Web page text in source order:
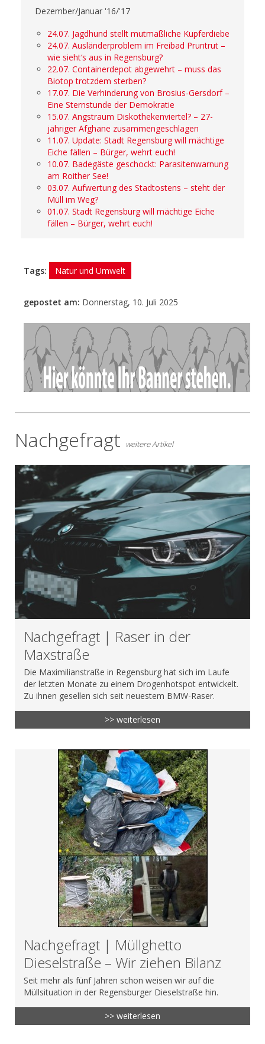
Dezember/Januar '16/'17
24.07. Jagdhund stellt mutmaßliche Kupferdiebe
24.07. Ausländerproblem im Freibad Pruntrut –
wie sieht‘s aus in Regensburg?
22.07. Containerdepot abgewehrt – muss das
Biotop trotzdem sterben?
17.07. Die Verhinderung von Brosius-Gersdorf –
Eine Sternstunde der Demokratie
15.07. Angstraum Diskothekenviertel? – 27-
jähriger Afghane zusammengeschlagen
11.07. Update: Stadt Regensburg will mächtige
Eiche fällen – Bürger, wehrt euch!
10.07. Badegäste geschockt: Parasitenwarnung
am Roither See!
03.07. Aufwertung des Stadtostens – steht der
Müll im Weg?
01.07. Stadt Regensburg will mächtige Eiche
fällen – Bürger, wehrt euch!
Tags: Natur und Umwelt
gepostet am: Donnerstag, 10. Juli 2025
- Anzeige -
Nachgefragt weitere Artikel
Nachgefragt | Raser in der
Maxstraße
Die Maximilianstraße in Regensburg hat sich im Laufe
der letzten Monate zu einem Drogenhotspot entwickelt.
Zu ihnen gesellen sich seit neuestem BMW-Raser.
>> weiterlesen
Nachgefragt | Müllghetto
Dieselstraße – Wir ziehen Bilanz
Seit mehr als fünf Jahren schon weisen wir auf die
Müllsituation in der Regensburger Dieselstraße hin.
>> weiterlesen